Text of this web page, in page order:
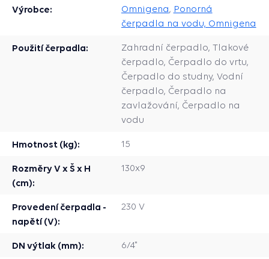
Výrobce: Omnigena, Ponorná
čerpadla na vodu, Omnigena
Použití čerpadla:
Zahradní čerpadlo, Tlakové
čerpadlo, Čerpadlo do vrtu,
Čerpadlo do studny, Vodní
čerpadlo, Čerpadlo na
zavlažování, Čerpadlo na
vodu
Hmotnost (kg): 15
Rozměry V x Š x H
(cm):
130x9
Provedení čerpadla -
napětí (V):
230 V
DN výtlak (mm): 6/4"